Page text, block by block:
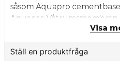
såsom Aquapro
Aquapro
Visa
Ställ en produktfråga